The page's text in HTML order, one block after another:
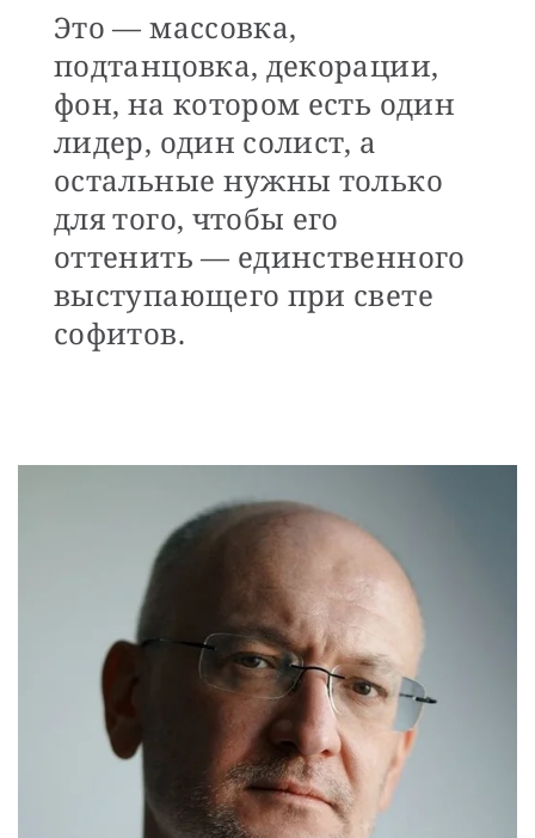
Это — массовка,
подтанцовка, декорации,
фон, на котором есть один
лидер, один солист, а
остальные нужны только
для того, чтобы его
оттенить — единственного
выступающего при свете
софитов.